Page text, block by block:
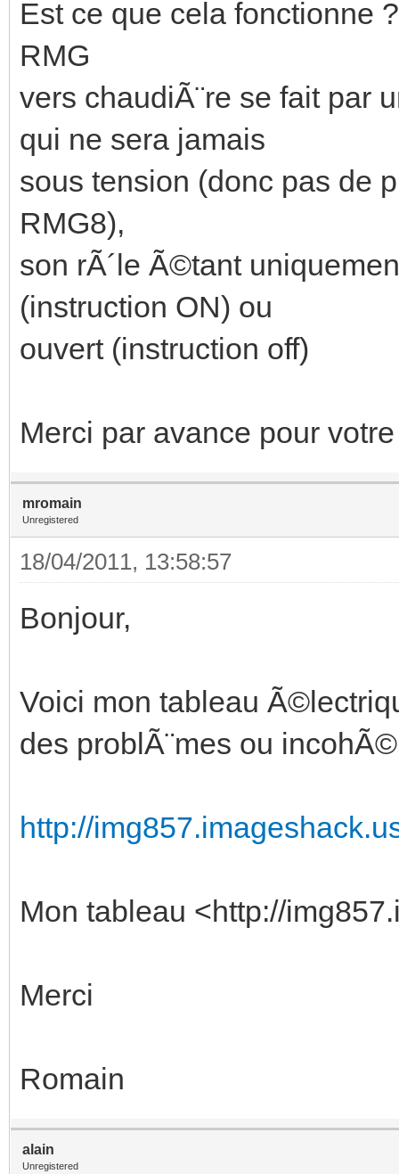
Est ce que cela fonctionne
RMG
vers chaudiÃ¨re se fait par
qui ne sera jamais
sous tension (donc pas de
RMG8),
son rÃ´le Ã©tant
(instruction ON) ou
ouvert (instruction off)
Merci par avance pour
mromain
Unregistered
18/04/2011, 13:58:57
Bonjour,
Voici mon tableau
des problÃ¨mes ou
http://
Mon tableau <http://
Merci
Romain
alain
Unregistered